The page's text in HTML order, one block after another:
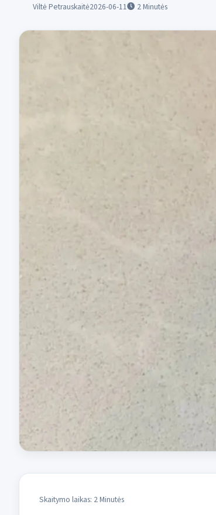
Viltė Petrauskaitė2026-06-11 2Minutės
Skaitymo laikas: 2 Minutės